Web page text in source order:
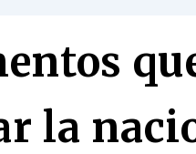
la